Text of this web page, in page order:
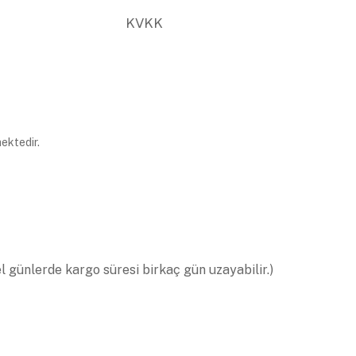
KVKK
günlerde kargo süresi birkaç gün uzayabilir.)